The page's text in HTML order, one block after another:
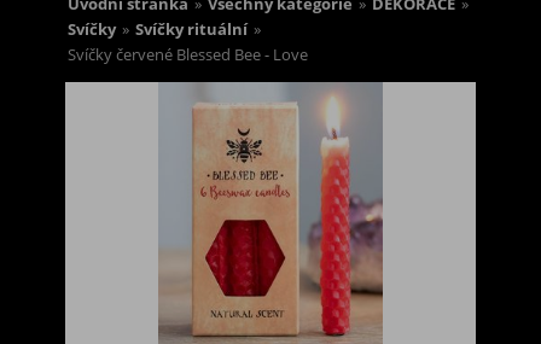
Úvodní stránka » Všechny kategorie » DEKORACE »
Svíčky » Svíčky rituální »
Svíčky červené Blessed Bee - Love